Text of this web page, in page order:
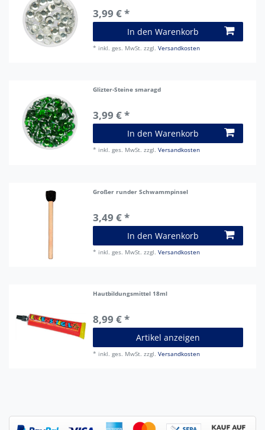
3,99 € *
In den Warenkorb
* inkl. ges. MwSt. zzgl.Versandkosten
Glizter-Steine smaragd
3,99 € *
In den Warenkorb
* inkl. ges. MwSt. zzgl.Versandkosten
Großer runder Schwammpinsel
3,49 € *
In den Warenkorb
* inkl. ges. MwSt. zzgl.Versandkosten
Hautbildungsmittel 18ml
8,99 € *
Artikel anzeigen
* inkl. ges. MwSt. zzgl.Versandkosten